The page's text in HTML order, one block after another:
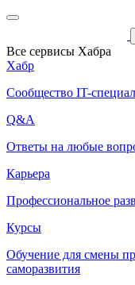
Все сервисы Хабра
Хабр
Сообщество IT-
Q&A
Ответы на любые
Карьера
Профессиональное
Курсы
Обучение для смены
саморазвития